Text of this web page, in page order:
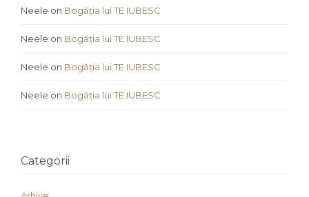
Neele on Bogăția lui TE IUBESC
Neele on Bogăția lui TE IUBESC
Neele on Bogăția lui TE IUBESC
Neele on Bogăția lui TE IUBESC
Categorii